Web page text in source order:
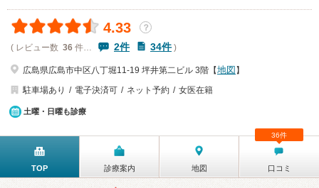
4.33
？
( レビュー数 36 件… 2件 34件)
広島県広島市中区八丁堀11-19 坪井第二ビル 3階【地図 】
駐車場あり
電子決済可 ネット予約 女医在籍
土曜・日曜も診療
TOP 診療案内 地図 口コミ
36件